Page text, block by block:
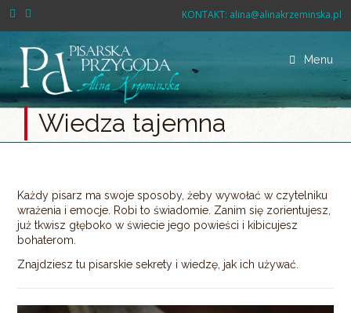
Skip
content
KONTAKT: alina@alinakrzeminska.pl
Menu
Wiedza tajemna
Każdy pisarz ma swoje sposoby, żeby wywołać w czytelniku
wrażenia i emocje. Robi to świadomie. Zanim się zorientujesz,
już tkwisz głęboko w świecie jego powieści i kibicujesz
bohaterom.
Znajdziesz tu pisarskie sekrety i wiedzę, jak ich używać.